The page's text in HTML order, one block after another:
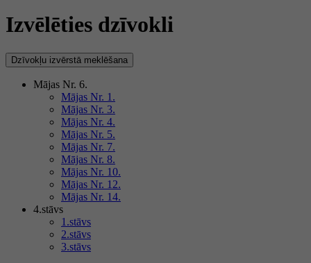
Izvēlēties dzīvokli
Dzīvokļu izvērstā meklēšana
Mājas Nr. 6.
Mājas Nr. 1.
Mājas Nr. 3.
Mājas Nr. 4.
Mājas Nr. 5.
Mājas Nr. 7.
Mājas Nr. 8.
Mājas Nr. 10.
Mājas Nr. 12.
Mājas Nr. 14.
4.stāvs
1.stāvs
2.stāvs
3.stāvs